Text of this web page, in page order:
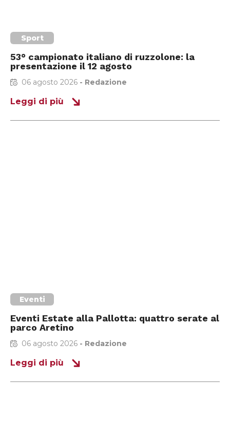
Sport
53° campionato italiano di ruzzolone: la
presentazione il 12 agosto
06 agosto 2026 - Redazione
Leggi di più
Eventi
Eventi Estate alla Pallotta: quattro serate al
parco Aretino
06 agosto 2026 - Redazione
Leggi di più